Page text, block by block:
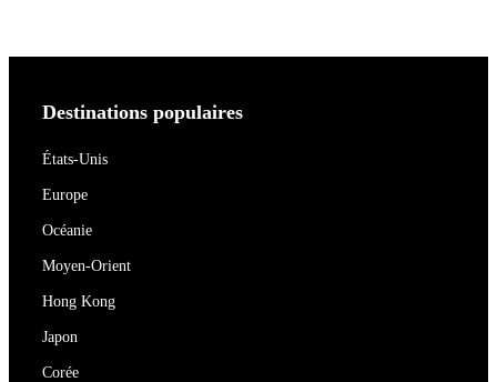
Destinations populaires
États-Unis
Europe
Océanie
Moyen-Orient
Hong Kong
Japon
Corée